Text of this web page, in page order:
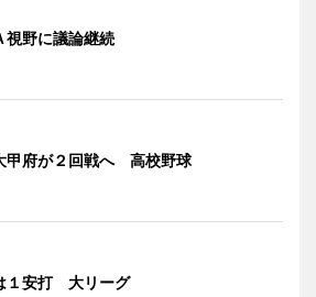
視野に議論継続
甲府が２回戦へ 高校野球
１安打 大リーグ